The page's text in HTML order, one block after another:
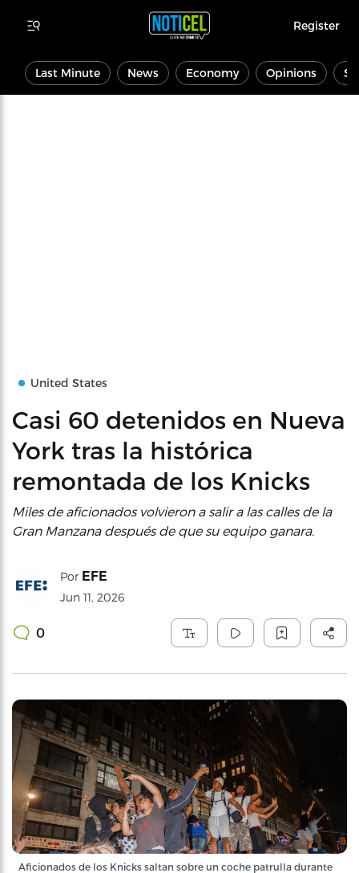
Register
Last Minute News Economy Opinions
United States
Casi 60 detenidos en Nueva
York tras la histórica
remontada de los Knicks
Miles de aficionados volvieron a salir a las calles de la
Gran Manzana después de que su equipo ganara.
Por EFE
Jun 11, 2026
0
Aficionados de los Knicks saltan sobre un coche patrulla durante